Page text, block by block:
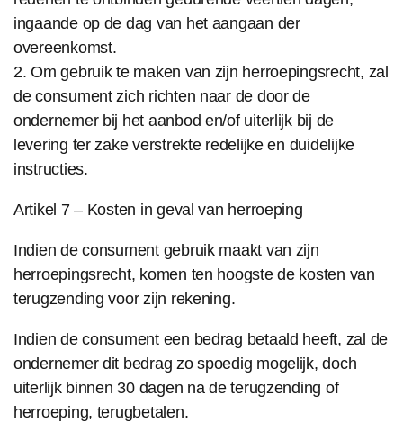
ingaande op de dag van het aangaan der
overeenkomst.
2. Om gebruik te maken van zijn herroepingsrecht, zal
de consument zich richten naar de door de
ondernemer bij het aanbod en/of uiterlijk bij de
levering ter zake verstrekte redelijke en duidelijke
instructies.
Artikel 7 – Kosten in geval van herroeping
Indien de consument gebruik maakt van zijn
herroepingsrecht, komen ten hoogste de kosten van
terugzending voor zijn rekening.
Indien de consument een bedrag betaald heeft, zal de
ondernemer dit bedrag zo spoedig mogelijk, doch
uiterlijk binnen 30 dagen na de terugzending of
herroeping, terugbetalen.